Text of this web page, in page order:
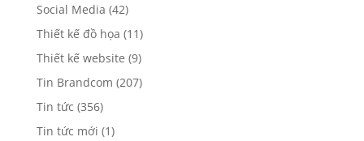
Social Media (42)
Thiết kế đồ họa (11)
Thiết kế website (9)
Tin Brandcom (207)
Tin tức (356)
Tin tức mới (1)